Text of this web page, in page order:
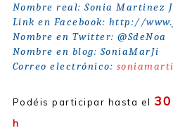
Nombre real: Sonia Martinez
Link en Facebook: http://
Nombre en Twitter: @SdeNoa
Nombre en blog: SoniaMarJi
Correo electrónico:
Podéis participar hasta el 30
h